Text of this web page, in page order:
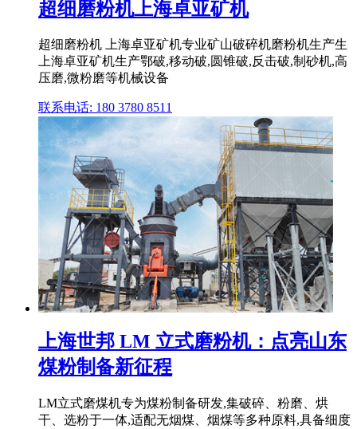
超细磨粉机上海卓亚矿机
超细磨粉机 上海卓亚矿机专业矿山破碎机磨粉机生产生
上海卓亚矿机生产鄂破,移动破,圆锥破,反击破,制砂机,高
压磨,微粉磨等机械设备
联系电话: 180 3780 8511
上海世邦 LM 立式磨粉机：点亮山东
煤粉制备新征程
LM立式磨煤机专为煤粉制备研发,集破碎、粉磨、烘
干、选粉于一体,适配无烟煤、烟煤等多种原料,具备细度